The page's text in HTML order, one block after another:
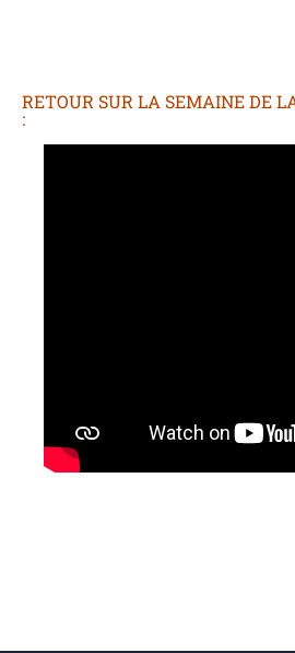
RETOUR SUR LA SEMAINE DE
: